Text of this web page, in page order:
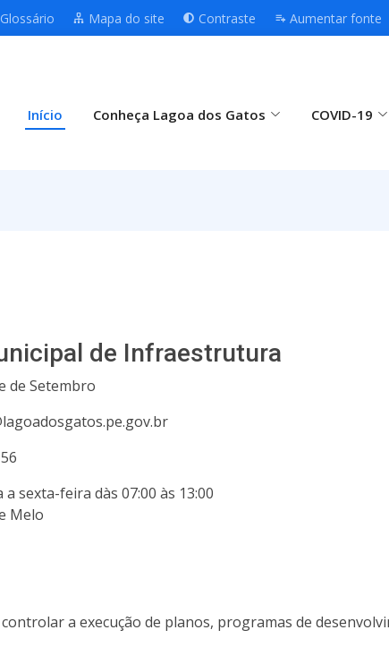
Glossário Mapa do site Contraste Aumentar fonte
Início Conheça Lagoa dos Gatos COVID-19
de Infraestrutura
de Setembro
sexta-feira dàs 07:00 às 13:00
Melo
a execução de planos, programas de